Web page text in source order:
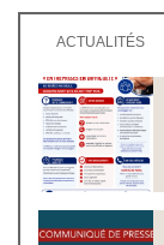
ACTUALITÉS